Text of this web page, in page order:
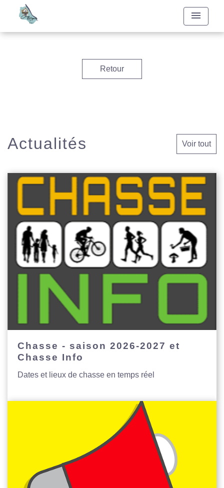
menu
Retour
Actualités Voir tout
Chasse - saison 2026-2027 et
Chasse Info
Dates et lieux de chasse en temps réel